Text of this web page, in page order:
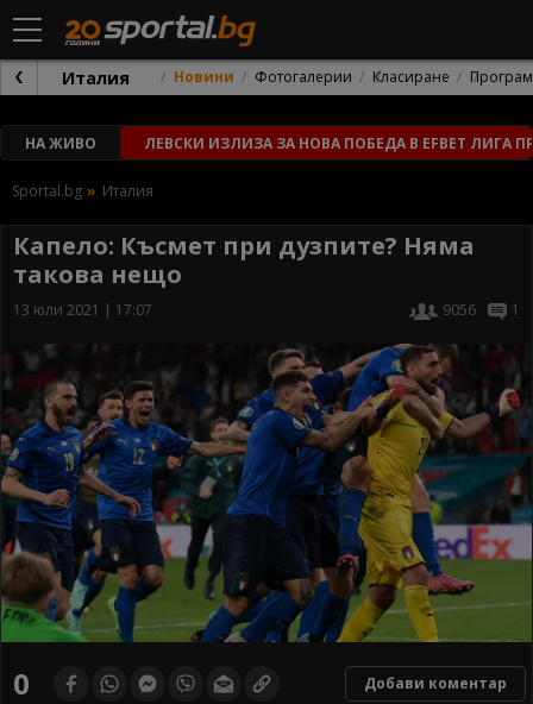
Италия Новини Фотогалерии Класиране
НА ЖИВО ЛЕВСКИ ИЗЛИЗА ЗА НОВА ПОБЕДА В EFBET
Sportal.bg Италия
Капело: Късмет при дузпите? Няма
такова нещо
13 юли 2021 | 17:07 9056 1
0 Добави коментар